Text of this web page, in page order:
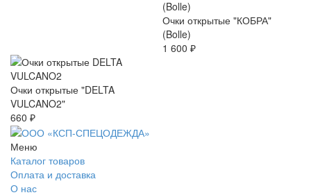
Очки открытые "КОБРА"
(Bolle)
1 600 ₽
Очки открытые "DELTA
VULCANO2"
660 ₽
Меню
Каталог товаров
Оплата и доставка
О нас